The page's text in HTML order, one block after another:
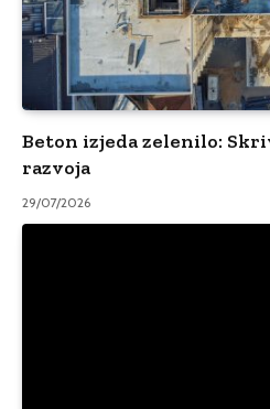
Beton izjeda zelenilo:
razvoja
29/07/2026